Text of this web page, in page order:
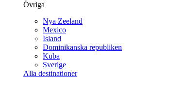
Övriga
Nya Zeeland
Mexico
Island
Dominikanska republiken
Kuba
Sverige
Alla destinationer